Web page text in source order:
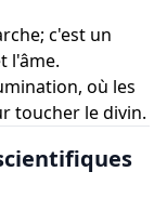
c'est un
l'âme.
où les
toucher le divin.